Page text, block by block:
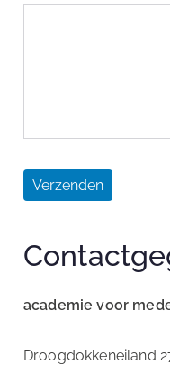
academie voor
Droogdokkeneiland